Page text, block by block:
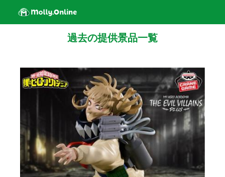
過去の提供景品一覧